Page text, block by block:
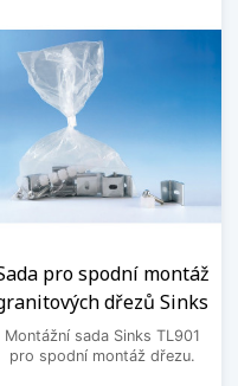
pro spodní montáž
dřezů Sinks
Montážní sada Sinks TL901
pro spodní montáž dřezu.